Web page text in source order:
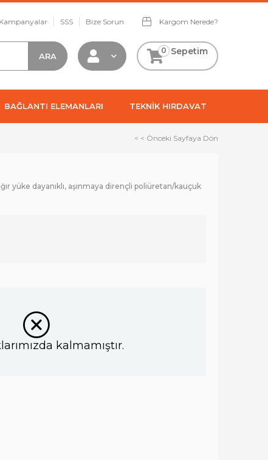
Kampanyalar SSS Bize Sorun Kargom Nerede?
Sepetim
0
BAĞLANTI ELEMANLARI TEKNİK HIRDAVAT
< < Önceki Sayfaya Dön
yüke dayanıklı, aşınmaya dirençli poliüretan/kauçuk
kalmamıştır.